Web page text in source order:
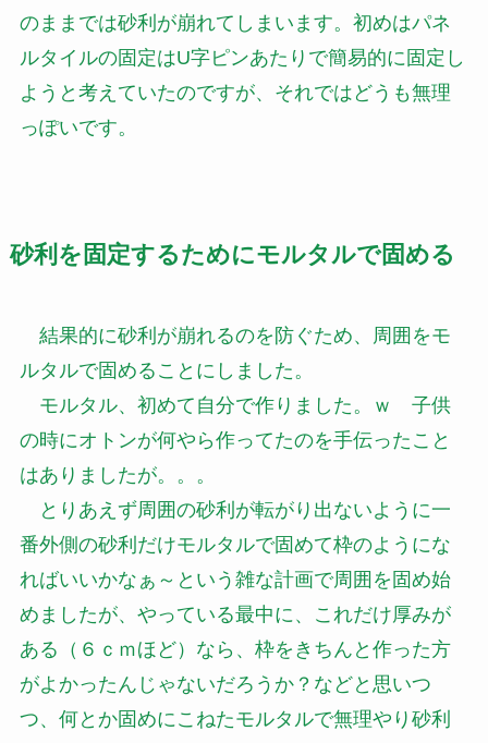
のままでは砂利が崩れてしまいます。初めはパネ
ルタイルの固定はU字ピンあたりで簡易的に固定し
ようと考えていたのですが、それではどうも無理
っぽいです。
砂利を固定するためにモルタルで固める
結果的に砂利が崩れるのを防ぐため、周囲をモ
ルタルで固めることにしました。
モルタル、初めて自分で作りました。ｗ 子供
の時にオトンが何やら作ってたのを手伝ったこと
はありましたが。。。
とりあえず周囲の砂利が転がり出ないように一
番外側の砂利だけモルタルで固めて枠のようにな
ればいいかなぁ～という雑な計画で周囲を固め始
めましたが、やっている最中に、これだけ厚みが
ある（６ｃｍほど）なら、枠をきちんと作った方
がよかったんじゃないだろうか？などと思いつ
つ、何とか固めにこねたモルタルで無理やり砂利